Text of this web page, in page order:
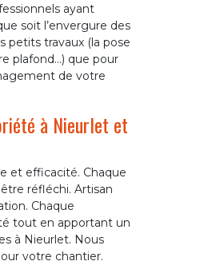
ayant
soit l’envergure des
petits travaux (la pose
plafond…) que pour
de votre
à Nieurlet et
et efficacité. Chaque
réfléchi. Artisan
Chaque
tout en apportant un
à Nieurlet. Nous
votre chantier.